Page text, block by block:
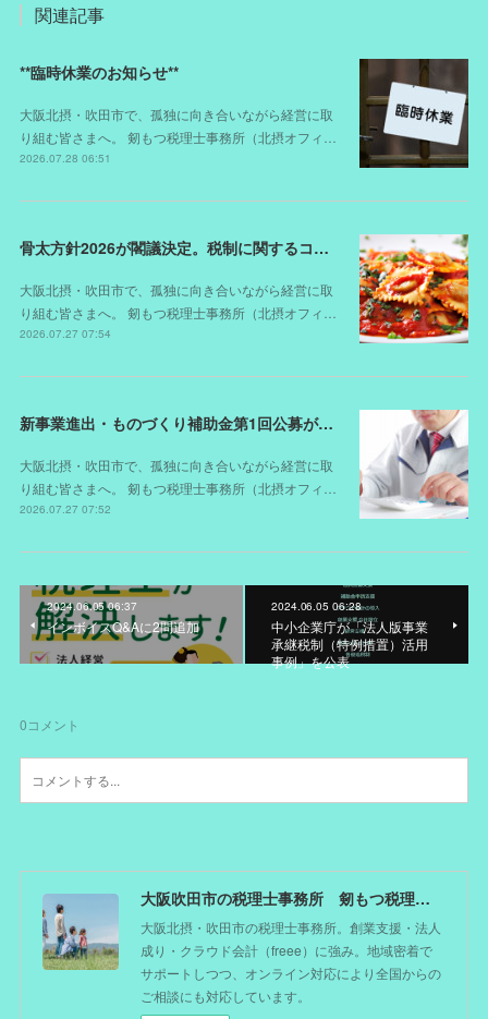
関連記事
**臨時休業のお知らせ**
大阪北摂・吹田市で、孤独に向き合いながら経営に取
り組む皆さまへ。 剱もつ税理士事務所（北摂オフィ…
2026.07.28 06:51
骨太方針2026が閣議決定。税制に関するコメントは？
大阪北摂・吹田市で、孤独に向き合いながら経営に取
り組む皆さまへ。 剱もつ税理士事務所（北摂オフィ…
2026.07.27 07:54
新事業進出・ものづくり補助金第1回公募が開始されました（スケジュールが変更されました）
大阪北摂・吹田市で、孤独に向き合いながら経営に取
り組む皆さまへ。 剱もつ税理士事務所（北摂オフィ…
2026.07.27 07:52
2024.06.05 06:37
インボイスQ&Aに2問追加
2024.06.05 06:28
中小企業庁が「法人版事業
承継税制（特例措置）活用
事例」を公表
0コメント
大阪吹田市の税理士事務所 剱もつ税理士（北摂オフィス）―かつてdoctorを目指した税理士が企業のホームドクターとしてあなたの事業をサポート。税理士が直接担当する『かかりつけ税理士』
大阪北摂・吹田市の税理士事務所。創業支援・法人
成り・クラウド会計（freee）に強み。地域密着で
サポートしつつ、オンライン対応により全国からの
ご相談にも対応しています。